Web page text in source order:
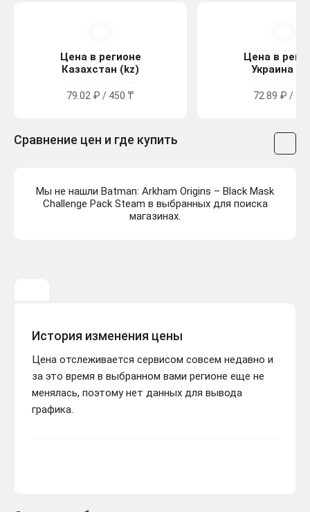
Цена в регионе
Казахстан (kz)
79.02 ₽ / 450 ₸
Цена в
Украина
72.89 ₽ / 40
Сравнение цен и где купить
Мы не нашли Batman: Arkham Origins – Black Mask
Challenge Pack Steam в выбранных для поиска
магазинах.
История изменения цены
Цена отслеживается сервисом совсем недавно и
за это время в выбранном вами регионе еще не
менялась, поэтому нет данных для вывода
графика.